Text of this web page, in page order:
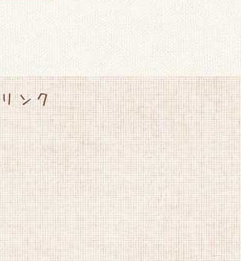
ンク